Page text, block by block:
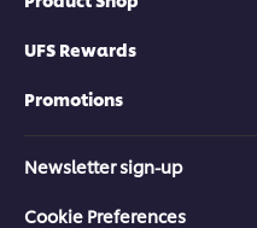
UFS Rewards
Promotions
Newsletter sign-up
Cookie Preferences